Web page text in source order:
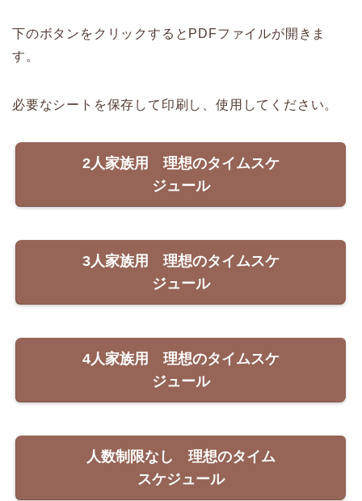
下のボタンをクリックするとPDFファイルが開きま
す。
必要なシートを保存して印刷し、使用してください。
2人家族用 理想のタイムスケ
ジュール
3人家族用 理想のタイムスケ
ジュール
4人家族用 理想のタイムスケ
ジュール
人数制限なし 理想のタイム
スケジュール